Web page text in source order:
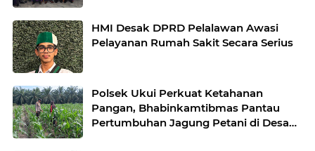
HMI Desak DPRD Pelalawan Awasi
Pelayanan Rumah Sakit Secara Serius
Polsek Ukui Perkuat Ketahanan
Pangan, Bhabinkamtibmas Pantau
Pertumbuhan Jagung Petani di Desa